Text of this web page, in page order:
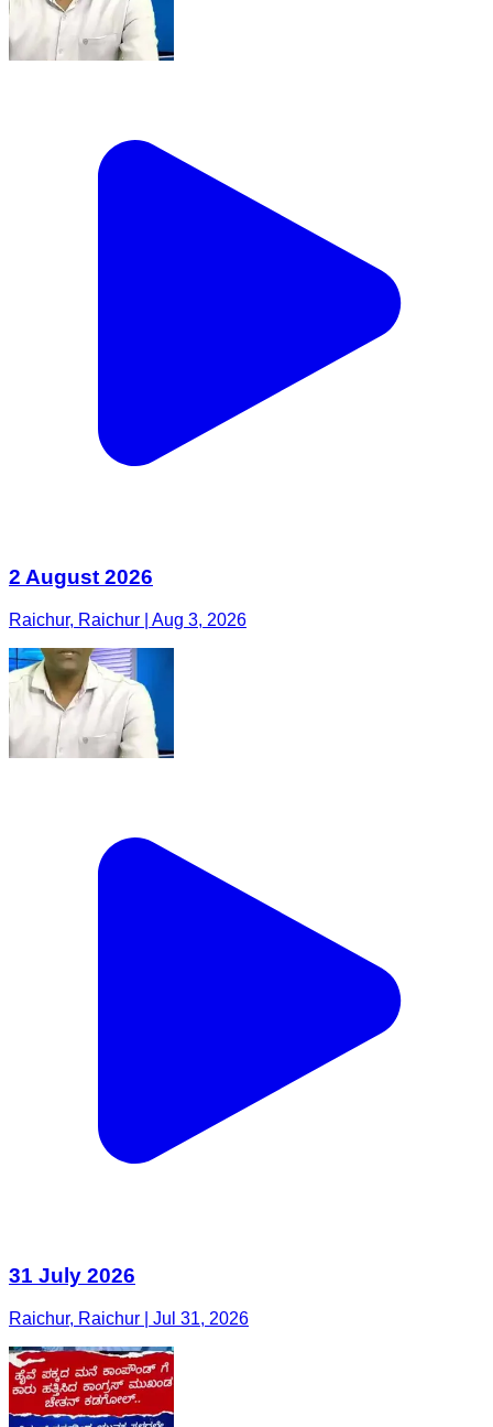
2 August 2026
Raichur, Raichur | Aug 3, 2026
31 July 2026
Raichur, Raichur | Jul 31, 2026